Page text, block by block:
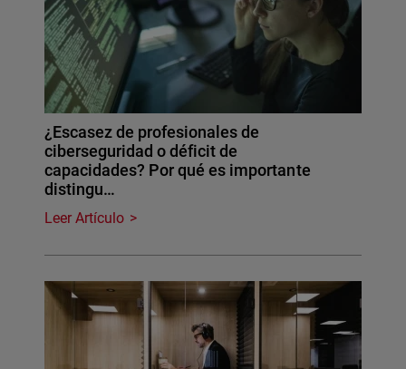
¿Escasez de profesionales de
ciberseguridad o déficit de
capacidades? Por qué es importante
distingu…
Leer Artículo